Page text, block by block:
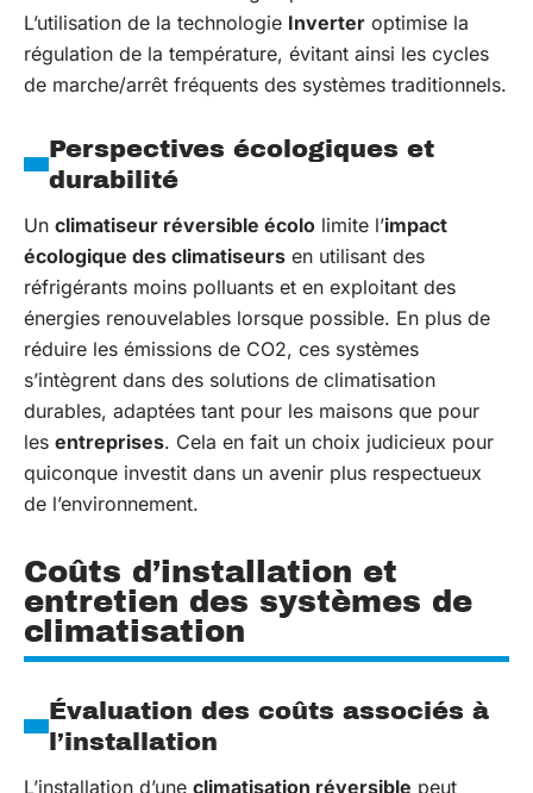
L’utilisation de la technologie Inverter optimise la
régulation de la température, évitant ainsi les cycles
de marche/arrêt fréquents des systèmes traditionnels.
Perspectives écologiques et
durabilité
Un climatiseur réversible écolo limite l’impact
écologique des climatiseurs en utilisant des
réfrigérants moins polluants et en exploitant des
énergies renouvelables lorsque possible. En plus de
réduire les émissions de CO2, ces systèmes
s’intègrent dans des solutions de climatisation
durables, adaptées tant pour les maisons que pour
les entreprises. Cela en fait un choix judicieux pour
quiconque investit dans un avenir plus respectueux
de l’environnement.
Coûts d’installation et
entretien des systèmes de
climatisation
Évaluation des coûts associés à
l’installation
L’installation d’une climatisation réversible peut